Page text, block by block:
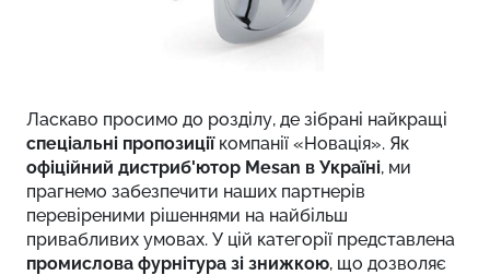
Ласкаво просимо до розділу, де зібрані найкращі
спеціальні пропозиціїкомпанії «Новація». Як
офіційний дистриб'ютор Mesan в Україні, ми
прагнемо забезпечити наших партнерів
перевіреними рішеннями на найбільш
привабливих умовах. У цій категорії представлена
промислова фурнітура зі знижкою, що дозволяє